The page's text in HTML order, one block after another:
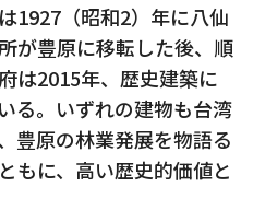
1927（昭和2）年に八仙
が豊原に移転した後、順
は2015年、歴史建築に
る。いずれの建物も台湾
豊原の林業発展を物語る
もに、高い歴史的価値と